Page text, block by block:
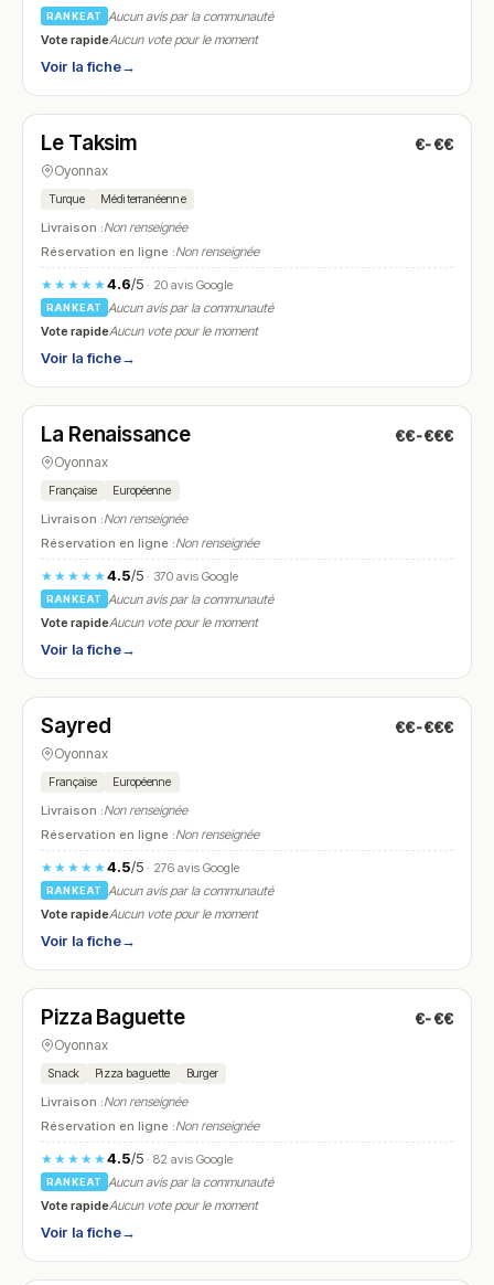
RANKEAT
Aucun avis par la communauté
Vote rapideAucun vote pour le moment
Voir la fiche→
N° 24
Le Taksim €-€€
Oyonnax
Turque Méditerranéenne
Livraison :Non renseignée
Réservation en ligne :Non renseignée
★★★★★4.6/5· 20 avis Google
RANKEAT
Aucun avis par la communauté
Vote rapideAucun vote pour le moment
Voir la fiche→
N° 25
La Renaissance €€-€€€
Oyonnax
Française Européenne
Livraison :Non renseignée
Réservation en ligne :Non renseignée
★★★★★4.5/5· 370 avis Google
RANKEAT
Aucun avis par la communauté
Vote rapideAucun vote pour le moment
Voir la fiche→
N° 26
Sayred €€-€€€
Oyonnax
Française Européenne
Livraison :Non renseignée
Réservation en ligne :Non renseignée
★★★★★4.5/5· 276 avis Google
RANKEAT
Aucun avis par la communauté
Vote rapideAucun vote pour le moment
Voir la fiche→
N° 27
Pizza Baguette €-€€
Oyonnax
Snack Pizza baguette Burger
Livraison :Non renseignée
Réservation en ligne :Non renseignée
★★★★★4.5/5· 82 avis Google
RANKEAT
Aucun avis par la communauté
Vote rapideAucun vote pour le moment
Voir la fiche→